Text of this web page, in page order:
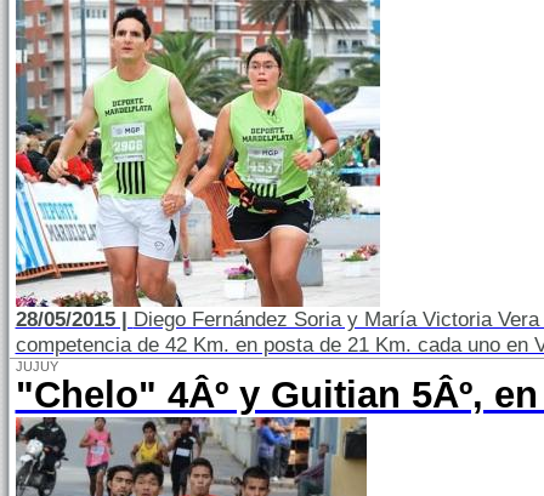
28/05/2015 | Diego Fernández Soria y María Victoria
competencia de 42 Km. en posta de 21 Km. cada uno en
JUJUY
"Chelo" 4Âº y Guitian 5Âº,